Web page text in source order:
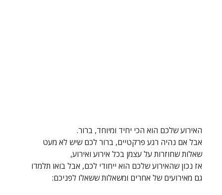
האירוע שלכם הוא הכי יחיד ומיוחד, ברור.
אבל אם נהיה רגע פרקטיים, ברור לכם שיש לא מעט
שאלות שחוזרות על עצמן בכל אירוע ואירוע,
אז נכון שהאירוע שלכם הוא ייחודי לכם, אבל בואו תלמדו
גם מאירועים של אחרים ומשאלות ששאלו לפניכם: